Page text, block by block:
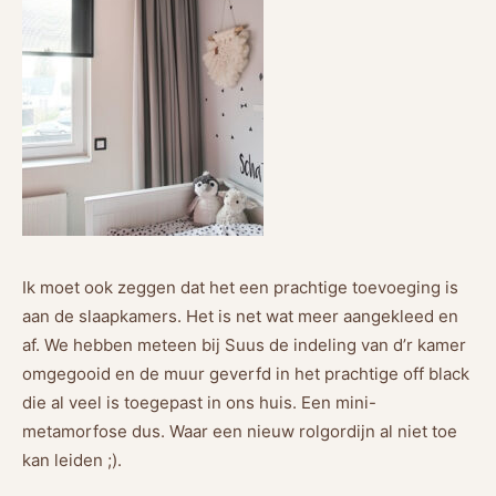
Ik moet ook zeggen dat het een prachtige toevoeging is
aan de slaapkamers. Het is net wat meer aangekleed en
af. We hebben meteen bij Suus de indeling van d’r kamer
omgegooid en de muur geverfd in het prachtige off black
die al veel is toegepast in ons huis. Een mini-
metamorfose dus. Waar een nieuw rolgordijn al niet toe
kan leiden ;).